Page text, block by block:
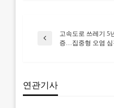
글
색
Previous
고속도로 쓰레기 5
증…집중형 오염 심
연관기사